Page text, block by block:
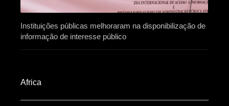
Instituições públicas melhoraram na disponibilização de
informação de interesse público
Africa​